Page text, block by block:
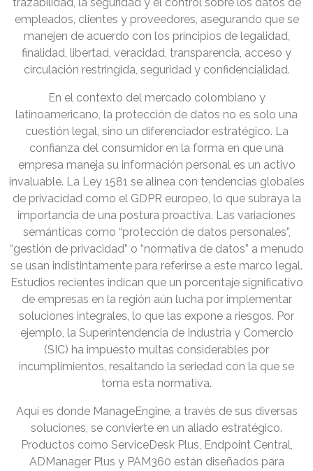
empleados, clientes y proveedores, asegurando que se
manejen de acuerdo con los principios de legalidad,
finalidad, libertad, veracidad, transparencia, acceso y
circulación restringida, seguridad y confidencialidad.
En el contexto del mercado colombiano y
latinoamericano, la protección de datos no es solo una
cuestión legal, sino un diferenciador estratégico. La
confianza del consumidor en la forma en que una
empresa maneja su información personal es un activo
invaluable. La Ley 1581 se alinea con tendencias globales
de privacidad como el GDPR europeo, lo que subraya la
importancia de una postura proactiva. Las variaciones
semánticas como “protección de datos personales”,
“gestión de privacidad” o “normativa de datos” a menudo
se usan indistintamente para referirse a este marco legal.
Estudios recientes indican que un porcentaje significativo
de empresas en la región aún lucha por implementar
soluciones integrales, lo que las expone a riesgos. Por
ejemplo, la Superintendencia de Industria y Comercio
(SIC) ha impuesto multas considerables por
incumplimientos, resaltando la seriedad con la que se
toma esta normativa.
Aquí es donde ManageEngine, a través de sus diversas
soluciones, se convierte en un aliado estratégico.
Productos como ServiceDesk Plus, Endpoint Central,
ADManager Plus y PAM360 están diseñados para